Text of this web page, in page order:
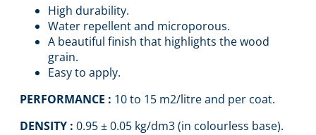
High durability.
Water repellent and microporous.
A beautiful finish that highlights the wood
grain.
Easy to apply.
PERFORMANCE : 10 to 15 m2/litre and per coat.
DENSITY : 0.95 ± 0.05 kg/dm3 (in colourless base).